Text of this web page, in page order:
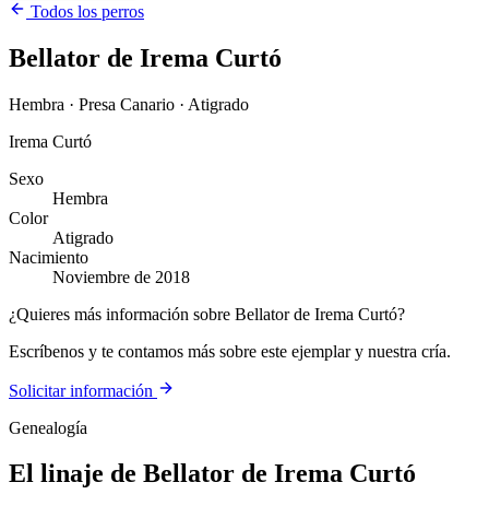
Todos los perros
Bellator de Irema Curtó
Hembra · Presa Canario · Atigrado
Irema Curtó
Sexo
Hembra
Color
Atigrado
Nacimiento
Noviembre de 2018
¿Quieres más información sobre Bellator de Irema Curtó?
Escríbenos y te contamos más sobre este ejemplar y nuestra cría.
Solicitar información
Genealogía
El linaje de Bellator de Irema Curtó